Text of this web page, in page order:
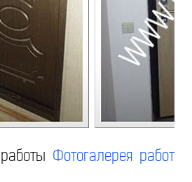
Фотогалерея работ